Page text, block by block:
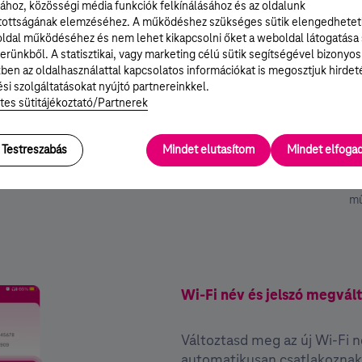
Biztonsági
találod
(Hálózat
jelszavát
WiFi key).
2. lépés
QR kód
Ugyanitt találsz egy QR kódot, ennek a
beolvasásával is csatlakozhatsz a Wi-
2.4 és 5
Bizonyos
hálózat
(jelszavuk
döntheted el,
melyik
előfordulhat,
Wi-Fi név és jelszó
Változtasd meg az új Wi-Fi
közösségi média funkciók felkínálásához és az oldalunk
elemzéséhez. A működéshez szükséges sütik
működéséhez és nem lehet kikapcsolni őket a weboldal látogatása
A statisztikai, vagy marketing célú sütik segítségével bizonyos
az oldalhasználattal kapcsolatos információkat is megosztjuk
szolgáltatásokat nyújtó partnereinkkel.
sütitájékoztató/Partnerek
Testreszabás Mindet elutasítom Mindet